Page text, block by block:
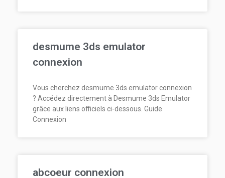
desmume 3ds emulator
connexion
Vous cherchez desmume 3ds emulator connexion
? Accédez directement à Desmume 3ds Emulator
grâce aux liens officiels ci-dessous. Guide
Connexion
abcoeur connexion